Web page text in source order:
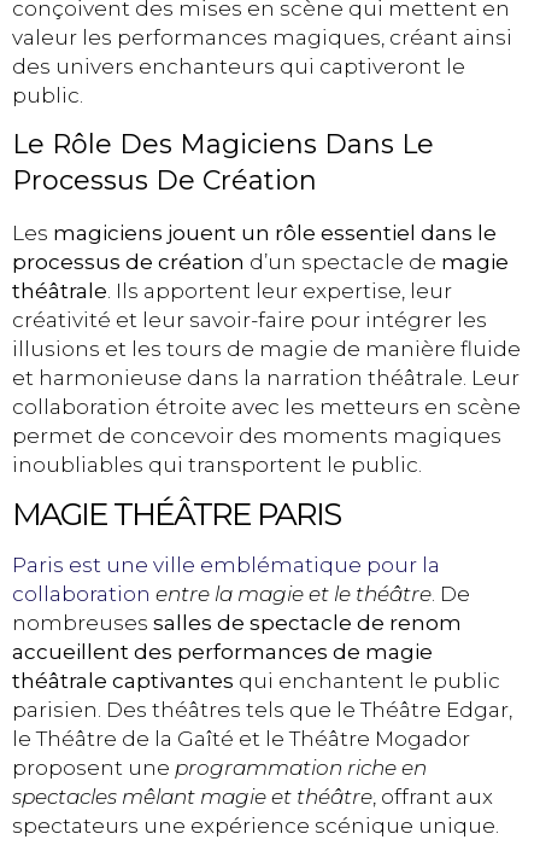
conçoivent des mises en scène qui mettent en
valeur les performances magiques, créant ainsi
des univers enchanteurs qui captiveront le
public.
Le Rôle Des Magiciens Dans Le
Processus De Création
Les magiciens jouent un rôle essentiel dans le
processus de création d’un spectacle de magie
théâtrale. Ils apportent leur expertise, leur
créativité et leur savoir-faire pour intégrer les
illusions et les tours de magie de manière fluide
et harmonieuse dans la narration théâtrale. Leur
collaboration étroite avec les metteurs en scène
permet de concevoir des moments magiques
inoubliables qui transportent le public.
MAGIE THÉÂTRE PARIS
Paris est une ville emblématique pour la
collaboration entre la magie et le théâtre . De
nombreuses salles de spectacle de renom
accueillent des performances de magie
théâtrale captivantes qui enchantent le public
parisien. Des théâtres tels que le Théâtre Edgar,
le Théâtre de la Gaîté et le Théâtre Mogador
proposent une programmation riche en
spectacles mêlant magie et théâtre , offrant aux
spectateurs une expérience scénique unique.